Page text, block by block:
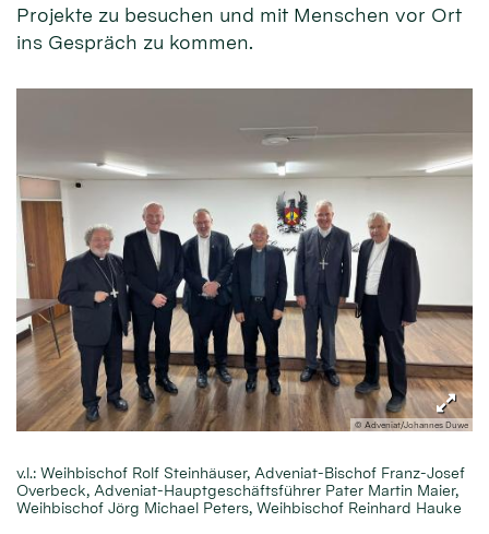
Projekte zu besuchen und mit Menschen vor Ort
ins Gespräch zu kommen.
© Adveniat/Johannes Duwe
v.l.: Weihbischof Rolf Steinhäuser, Adveniat-Bischof Franz-Josef
Overbeck, Adveniat-Hauptgeschäftsführer Pater Martin Maier,
Weihbischof Jörg Michael Peters, Weihbischof Reinhard Hauke